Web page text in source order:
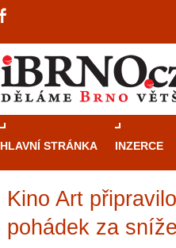
HLAVNÍ STRÁNKA INZERCE
Kino Art
pohádek za